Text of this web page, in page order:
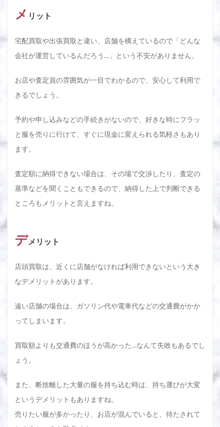
メ リット
宅配買取や出張買取と違い、店舗を構えているので「どんな
会社が運営しているんだろう…」という不安がありません。
お店や査定員の雰囲気が一目でわかるので、安心して利用で
きるでしょう。
予約や申し込みなどの手続きがないので、好きな時にフラッ
と服を売りに行けて、すぐに現金に変えられる気軽さもあり
ます。
査定額に納得できない場合は、その場で交渉したり、査定の
基準などを聞くこともできるので、納得した上で判断できる
ところもメリットと言えますね。
デメリット
店頭買取は、近くに店舗がなければ利用できないという大き
なデメリットがあります。
遠い店舗の場合は、ガソリン代や電車代などの交通費がかか
ってしまいます。
買取額よりも交通費のほうが高かった…なんて失敗もあるでし
ょう。
また、断捨離した大量の服を持ち込む時は、持ち運びが大変
というデメリットもありますね。
売りたい服が多かったり、お店が混んでいると、待たされて